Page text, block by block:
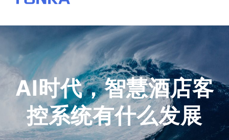
AI时代，智慧酒店客
控系统有什么发展